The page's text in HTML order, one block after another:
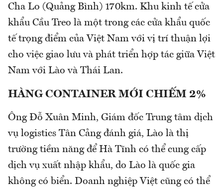
Cha Lo (Quảng Bình) 170km. Khu kinh tế cửa
khẩu Cầu Treo là một trong các cửa khẩu quốc
tế trọng điểm của Việt Nam với vị trí thuận lợi
cho việc giao lưu và phát triển hợp tác giữa Việt
Nam với Lào và Thái Lan.
HÀNG CONTAINER MỚI CHIẾM 2%
Ông Đỗ Xuân Minh, Giám đốc Trung tâm dịch
vụ logistics Tân Cảng đánh giá, Lào là thị
trường tiềm năng để Hà Tĩnh có thể cung cấp
dịch vụ xuất nhập khẩu, do Lào là quốc gia
không có biển. Doanh nghiệp Việt cũng có thể